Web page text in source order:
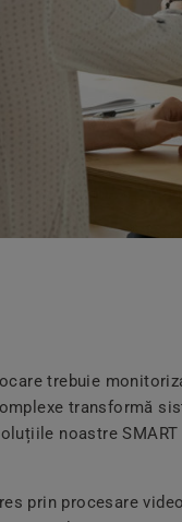
trebuie
transformă
noastre
prin procesare